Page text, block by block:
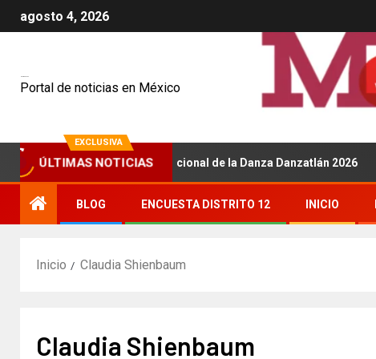
agosto 4, 2026
Portal de noticias en México
EXCLUSIVA
ÚLTIMAS NOTICIAS
sede del Festival Internacional de la Danza Danzatlán 2026
BLOG ENCUESTA DISTRITO 12 INICIO
Inicio Claudia Shienbaum
Claudia Shienbaum